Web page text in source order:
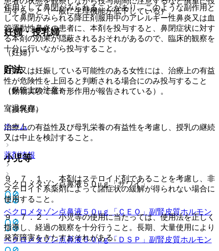
作用として鼻閉がみられることがあり、このような副作用と
して鼻閉がみられる降圧剤服用中のアレルギー性鼻炎又は血
管運動性鼻炎の患者に、本剤を投与すると、鼻閉症状に対す
る本剤の効果が隠蔽されるおそれがあるので、臨床的観察を
十分に行いながら投与すること。
貯法
（保管上の注意）
室温保存。
ホーム
薬剤情報
ベクロメタゾン点鼻液５０μｇ「サワイ」
ベクロメタゾン点鼻液５０μｇ「ＣＥＯ」 副腎皮質ホルモン
ベクロメタゾン点鼻液５０μｇ「ＤＳＰ」 副腎皮質ホルモン
与すること（一般に生理機能が低下している）。
妊婦・授乳婦
（妊婦）
妊婦又は妊娠している可能性のある女性には、治療上の有益
性が危険性を上回ると判断される場合にのみ投与すること
（動物実験で催奇形作用が報告されている）。
（授乳婦）
治療上の有益性及び母乳栄養の有益性を考慮し、授乳の継続
又は中止を検討すること。
小児等
９．７．１． 本剤はステロイド剤であることを考慮し、非
ステロイド系薬剤によって諸症状の緩解が得られない場合に
使用すること。
９．７．２． 小児等の使用に当たっては、使用法を正しく
指導し、経過の観察を十分行うこと。長期、大量使用により
発育障害をきたすおそれがある。